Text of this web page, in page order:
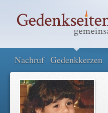
Nachruf Gedenkkerzen